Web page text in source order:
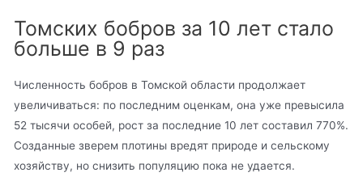
Томских бобров за 10 лет стало
больше в 9 раз
Численность бобров в Томской области продолжает
увеличиваться: по последним оценкам, она уже превысила
52 тысячи особей, рост за последние 10 лет составил 770%.
Созданные зверем плотины вредят природе и сельскому
хозяйству, но снизить популяцию пока не удается.